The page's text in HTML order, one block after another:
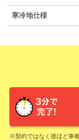
寒冷地仕様
※契約ではなく後ほど車